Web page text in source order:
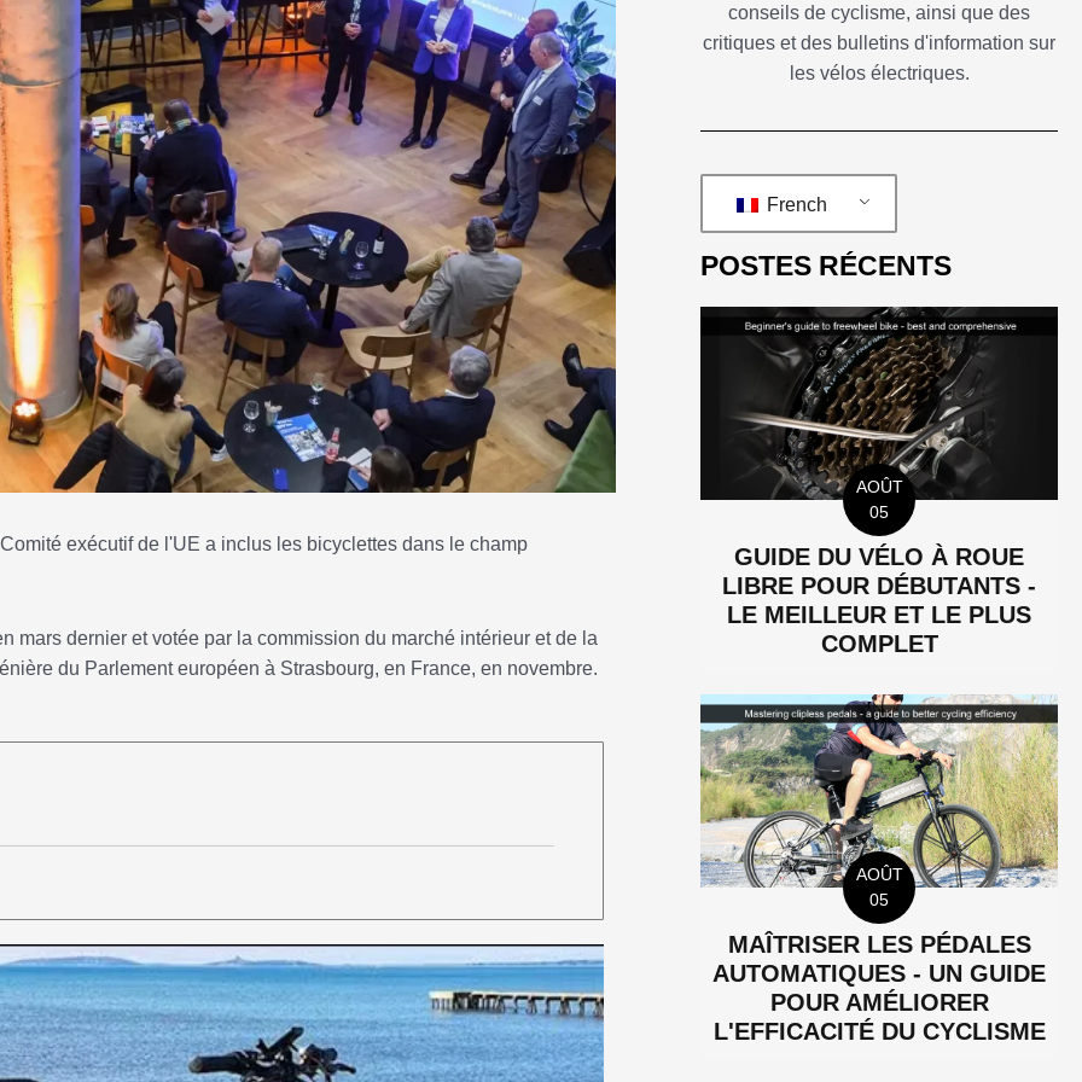
exécutif de l'UE a inclus les bicyclettes dans le champ
mars dernier et votée par la commission du marché intérieur et de la
du Parlement européen à Strasbourg, en France, en novembre.
conseils de cyclisme, ainsi que des
critiques et des bulletins d'information sur
les vélos électriques.
French
POSTES RÉCENTS
AOÛT
05
GUIDE DU VÉLO À ROUE
LIBRE POUR DÉBUTANTS -
LE MEILLEUR ET LE PLUS
COMPLET
AOÛT
05
MAÎTRISER LES PÉDALES
AUTOMATIQUES - UN GUIDE
POUR AMÉLIORER
L'EFFICACITÉ DU CYCLISME